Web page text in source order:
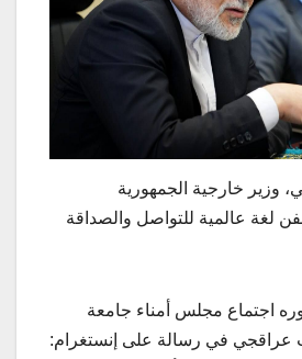
وزير خارجية الجمهورية
الفن لغة عالمية للتواصل والصداقة
اجتماع مجلس أمناء جامعة
عراقجي في رسالة على إنستغرام: